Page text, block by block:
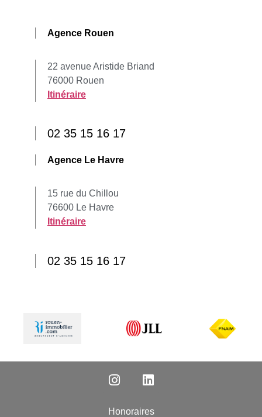
Agence Rouen
22 avenue Aristide Briand
76000 Rouen
Itinéraire
02 35 15 16 17
Agence Le Havre
15 rue du Chillou
76600 Le Havre
Itinéraire
02 35 15 16 17
Honoraires